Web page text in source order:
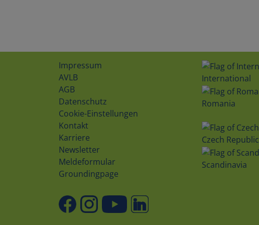
Impressum
AVLB
AGB
Datenschutz
Cookie-Einstellungen
Kontakt
Karriere
Newsletter
Meldeformular
Groundingpage
International
Romania
Czech Republic
Scandinavia